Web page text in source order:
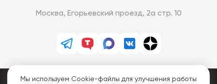
Москва, Егорьевский проезд, 2а стр. 10
Мы используем Cookie-файлы для улучшения работы